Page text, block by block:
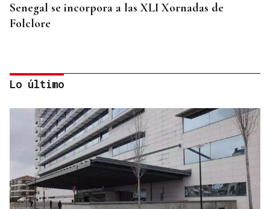
Senegal se incorpora a las XLI Xornadas de
Folclore
ACCIDENTE DE TRÁFICO
Lo último